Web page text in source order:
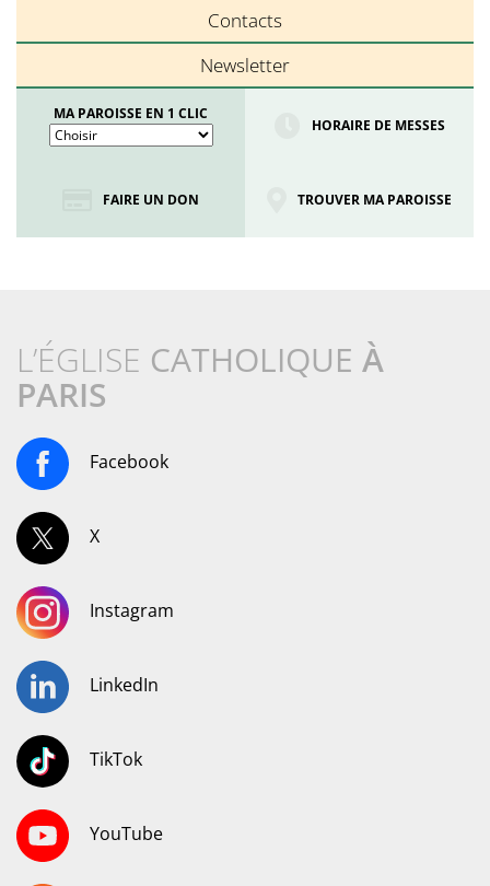
Contacts
Newsletter
MA PAROISSE EN 1 CLIC
HORAIRE DE MESSES
FAIRE UN DON TROUVER MA PAROISSE
L’ÉGLISE CATHOLIQUE À
PARIS
Facebook
X
Instagram
LinkedIn
TikTok
YouTube